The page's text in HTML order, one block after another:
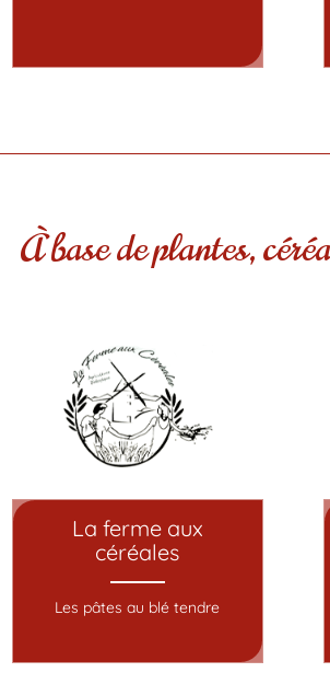
À base de plantes,
La ferme aux
céréales
Les pâtes au blé tendre